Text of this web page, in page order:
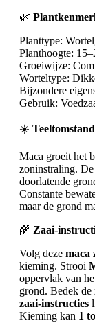
🌿
Planttype:
Planthoogte:
Groeiwijze:
Worteltype:
Bijzondere
Gebruik:
☀️
Maca groeit het
zoninstraling.
doorlatende
Constante
maar de grond
🌾 Zaai-
Volg deze maca
kieming. Strooi
oppervlak van
grond. Bedek de
zaai-instructies
Kieming kan 1